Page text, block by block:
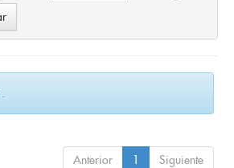
Anterior 1 Siguiente